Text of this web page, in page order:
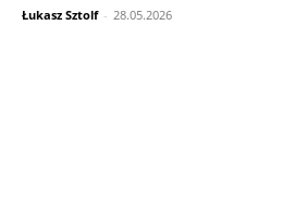
Łukasz Sztolf - 28.05.2026